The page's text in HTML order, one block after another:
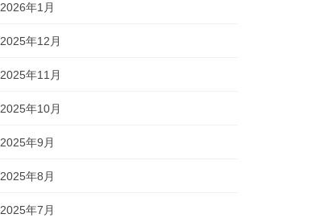
2026年1月
2025年12月
2025年11月
2025年10月
2025年9月
2025年8月
2025年7月